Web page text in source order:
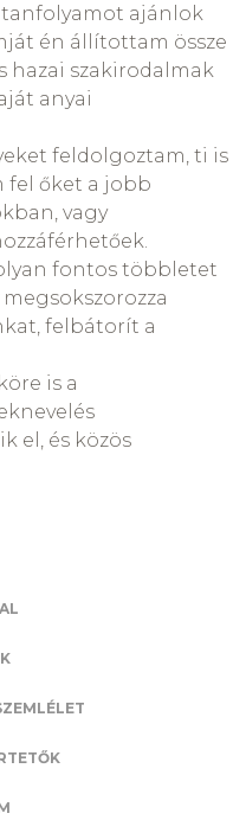
ajánlok
én állítottam össze
hazai szakirodalmak
anyai
feldolgoztam, ti is
fel őket a jobb
vagy
fontos többletet
felbátorít a
is a
el, és közös